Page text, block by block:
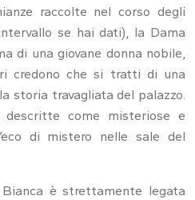
raccolte nel corso degli
se hai dati), la Dama
di una giovane donna nobile,
credono che si tratti di una
storia travagliata del palazzo.
descritte come misteriose e
di mistero nelle sale del
è strettamente legata